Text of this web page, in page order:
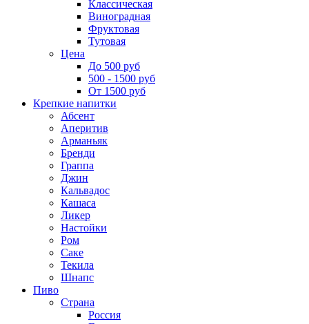
Классическая
Виноградная
Фруктовая
Тутовая
Цена
До 500 руб
500 - 1500 руб
От 1500 руб
Крепкие напитки
Абсент
Аперитив
Арманьяк
Бренди
Граппа
Джин
Кальвадос
Кашаса
Ликер
Настойки
Ром
Саке
Текила
Шнапс
Пиво
Страна
Россия